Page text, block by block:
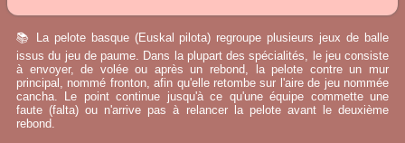
📚 La pelote basque (Euskal pilota) regroupe plusieurs jeux de balle
issus du jeu de paume. Dans la plupart des spécialités, le jeu consiste
à envoyer, de volée ou après un rebond, la pelote contre un mur
principal, nommé fronton, afin qu'elle retombe sur l'aire de jeu nommée
cancha. Le point continue jusqu'à ce qu'une équipe commette une
faute (falta) ou n'arrive pas à relancer la pelote avant le deuxième
rebond.